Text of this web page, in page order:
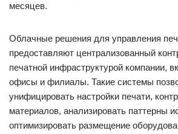
месяцев.
Облачные решения для управления
предоставляют централизованный
печатной инфраструктурой компании,
офисы и филиалы. Такие системы
унифицировать настройки печати,
материалов, анализировать паттерны
оптимизировать размещение